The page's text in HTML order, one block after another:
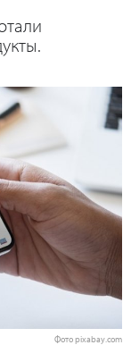
Фото pixabay.com